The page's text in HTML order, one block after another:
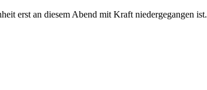
erst an diesem Abend mit Kraft niedergegangen ist.